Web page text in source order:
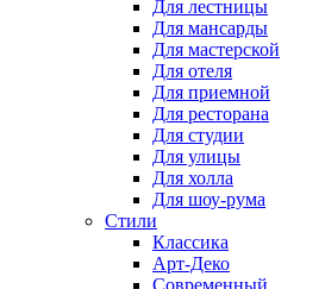
Для лестницы
Для мансарды
Для мастерской
Для отеля
Для приемной
Для ресторана
Для студии
Для улицы
Для холла
Для шоу-рума
Стили
Классика
Арт-Деко
Современный